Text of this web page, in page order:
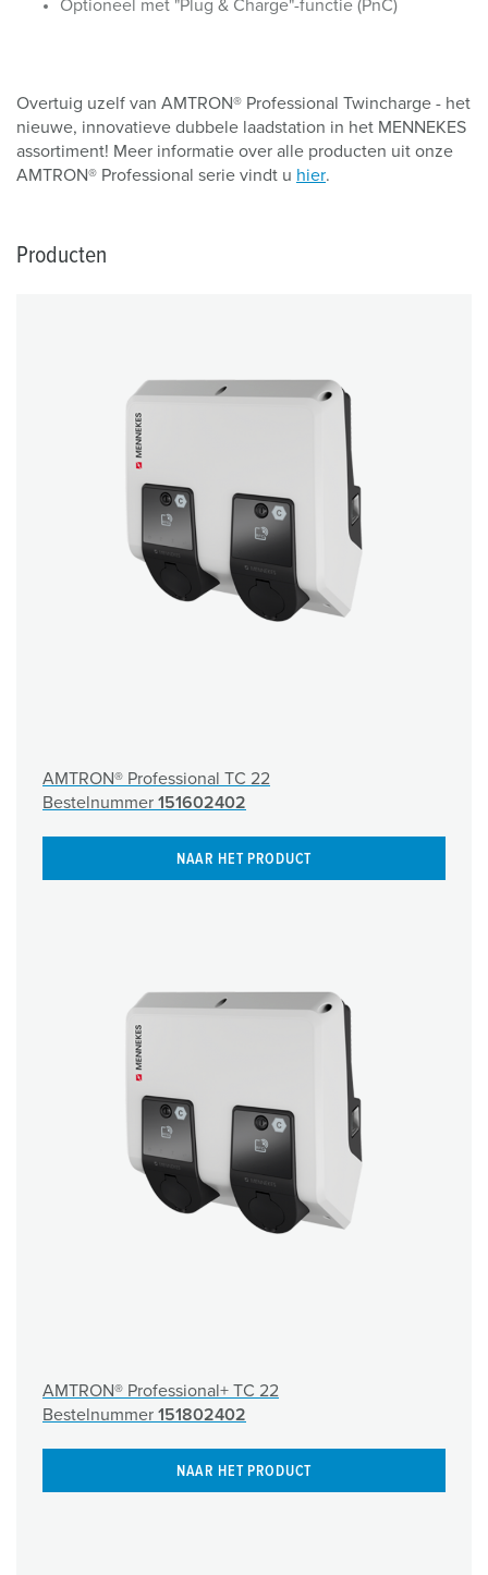
Optioneel met "Plug & Charge"-functie (PnC)
Overtuig uzelf van AMTRON® Professional Twincharge - het
nieuwe, innovatieve dubbele laadstation in het MENNEKES
assortiment! Meer informatie over alle producten uit onze
AMTRON® Professional serie vindt u hier.
Producten
AMTRON® Professional TC 22
Bestelnummer 151602402
NAAR HET PRODUCT
AMTRON® Professional+ TC 22
Bestelnummer 151802402
NAAR HET PRODUCT